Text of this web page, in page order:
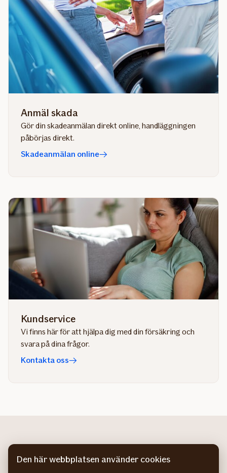
Anmäl skada
Gör din skadeanmälan direkt online, handläggningen
påbörjas direkt.
Skadeanmälan online
Kundservice
Vi finns här för att hjälpa dig med din försäkring och
svara på dina frågor.
Kontakta oss
Den här webbplatsen använder cookies